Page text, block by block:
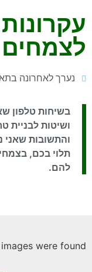
לצמחים
נערך לאחרונה בתאריך 18/
בשיחות טלפון
ושיטות לבניית
והתשובות שאני
תלוי בכם,
להם.
were found